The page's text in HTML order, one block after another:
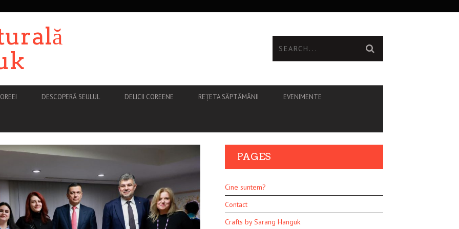
DESCOPERĂ SEULUL DELICII COREENE REȚETA SĂPTĂMÂNII EVENIMENTE
PAGES
Cine suntem?
Contact
Crafts by Sarang Hanguk